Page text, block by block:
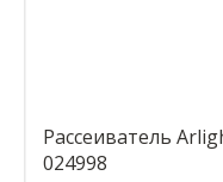
Рассеиватель
024998